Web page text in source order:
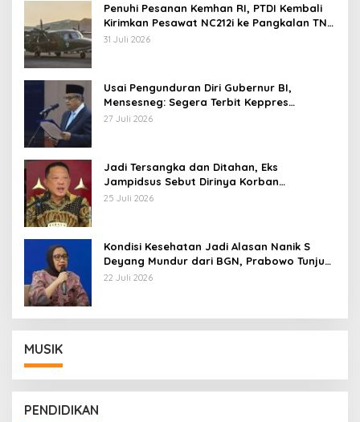
Penuhi Pesanan Kemhan RI, PTDI Kembali
Kirimkan Pesawat NC212i ke Pangkalan TNI
AU
31 Juli 2026
Usai Pengunduran Diri Gubernur BI,
Mensesneg: Segera Terbit Keppres
Pemberhentian dengan Hormat
27 Juli 2026
Jadi Tersangka dan Ditahan, Eks
Jampidsus Sebut Dirinya Korban
Kriminalisasi
25 Juli 2026
Kondisi Kesehatan Jadi Alasan Nanik S
Deyang Mundur dari BGN, Prabowo Tunjuk
Wamentan Sudaryono
22 Juli 2026
MUSIK
PENDIDIKAN